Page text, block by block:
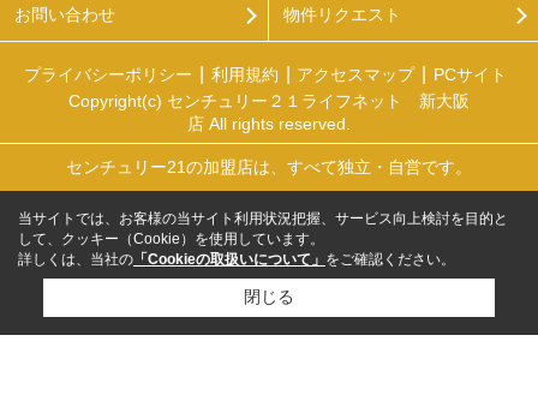
お問い合わせ 物件リクエスト
プライバシーポリシー 利用規約 アクセスマップ
PCサイト
Copyright(c) センチュリー２１ライフネット 新大阪
店 All rights reserved.
センチュリー21の加盟店は、すべて独立・自営です。
当サイトでは、お客様の当サイト利用状況把握、サービス向上検討を目的と
して、クッキー（Cookie）を使用しています。
詳しくは、当社の 「Cookieの取扱いについて」 をご確認ください。
閉じる